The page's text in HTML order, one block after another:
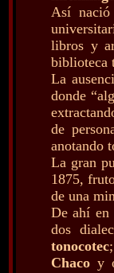
Así nació
libros y
biblioteca
La
donde
de
anotando
La gran
1875,
de una
De ahí en
dos
tonocotec
Chaco y